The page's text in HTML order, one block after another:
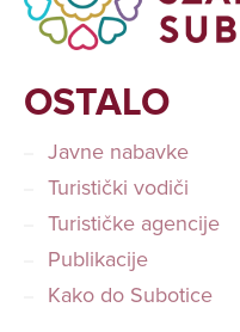
OSTALO
Javne nabavke
Turistički vodiči
Turističke agencije
Publikacije
Kako do Subotice